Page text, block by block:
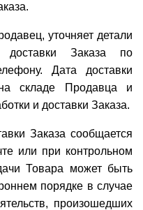
уточняет детали
доставки Заказа по
Дата доставки
складе Продавца и
и доставки Заказа.
Заказа сообщается
или при контрольном
Товара может быть
порядке в случае
произошедших